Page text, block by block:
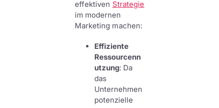
effektiven Strategie
im modernen
Marketing machen:
Effiziente
Ressourcenn
utzung: Da
das
Unternehmen
potenzielle